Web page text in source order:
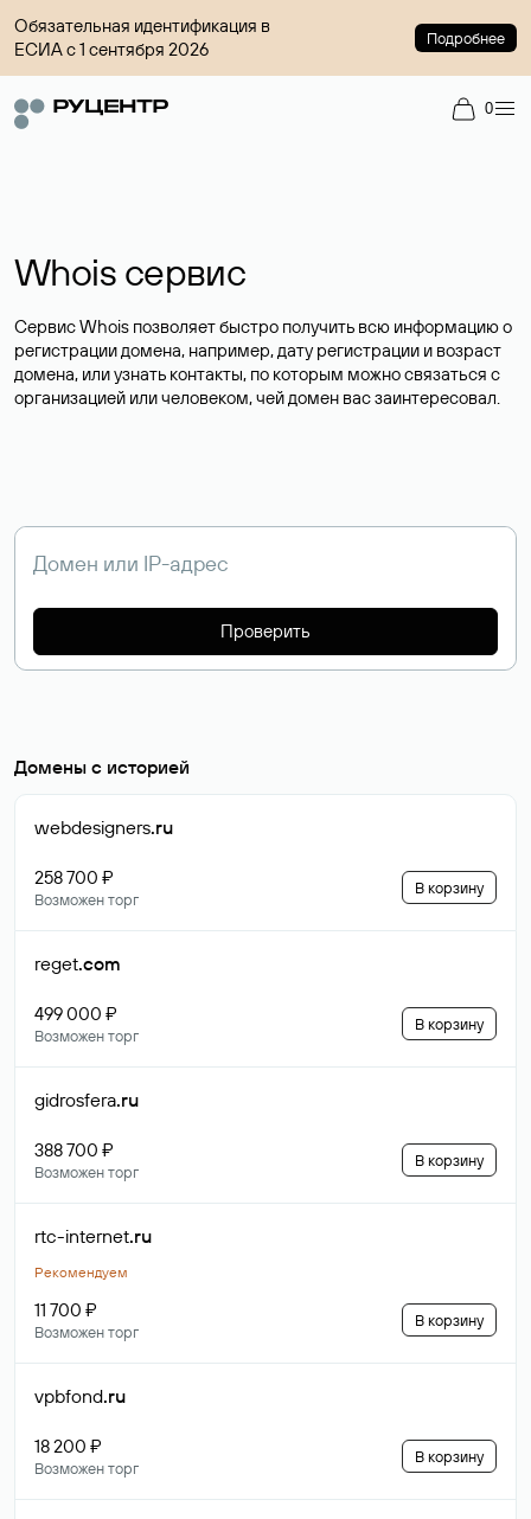
Обязательная идентификация в
ЕСИА с 1 сентября 2026
Подробнее
0
Whois сервис
Сервис Whois позволяет быстро получить всю информацию о
регистрации домена, например, дату регистрации и возраст
домена, или узнать контакты, по которым можно связаться с
организацией или человеком, чей домен вас заинтересовал.
Проверить
Домены с историей
webdesigners.ru
258 700 ₽
Возможен торг
В корзину
reget.com
499 000 ₽
Возможен торг
В корзину
gidrosfera.ru
388 700 ₽
Возможен торг
В корзину
rtc-internet.ru
Рекомендуем
11 700 ₽
Возможен торг
В корзину
vpbfond.ru
18 200 ₽
Возможен торг
В корзину